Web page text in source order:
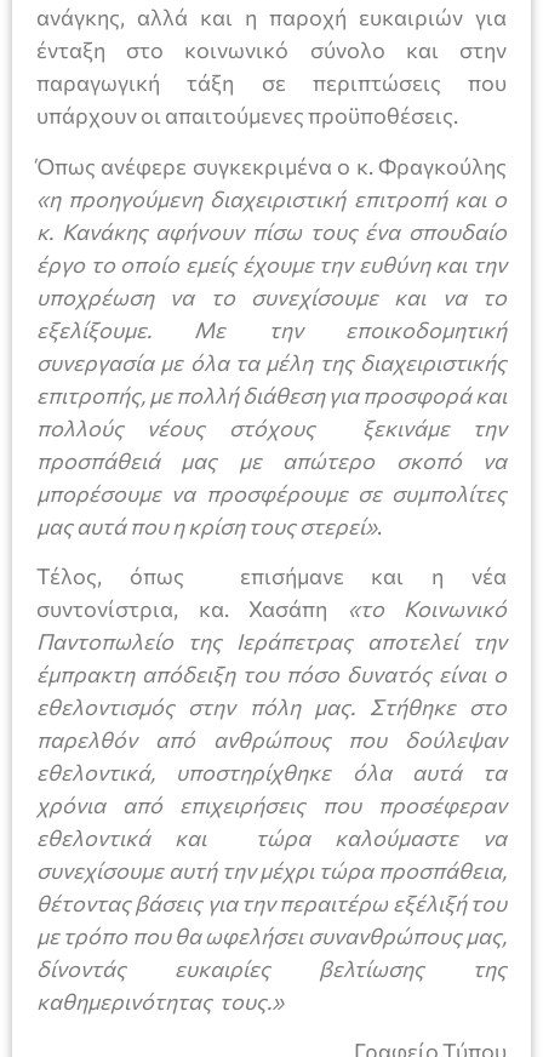
ανάγκης, αλλά και η παροχή ευκαιριών για
ένταξη στο κοινωνικό σύνολο και στην
παραγωγική τάξη σε περιπτώσεις που
υπάρχουν οι απαιτούμενες προϋποθέσεις.
Όπως ανέφερε συγκεκριμένα ο κ. Φραγκούλης
«η προηγούμενη διαχειριστική επιτροπή και ο
κ. Κανάκης αφήνουν πίσω τους ένα σπουδαίο
έργο το οποίο εμείς έχουμε την ευθύνη και την
υποχρέωση να το συνεχίσουμε και να το
εξελίξουμε. Με την εποικοδομητική
συνεργασία με όλα τα μέλη της διαχειριστικής
επιτροπής, με πολλή διάθεση για προσφορά και
πολλούς νέους στόχους ξεκινάμε την
προσπάθειά μας με απώτερο σκοπό να
μπορέσουμε να προσφέρουμε σε συμπολίτες
μας αυτά που η κρίση τους στερεί».
Τέλος, όπως επισήμανε και η νέα
συντονίστρια, κα. Χασάπη
«το Κοινωνικό
Παντοπωλείο της Ιεράπετρας αποτελεί την
έμπρακτη απόδειξη του πόσο δυνατός είναι ο
εθελοντισμός στην πόλη μας. Στήθηκε στο
παρελθόν από ανθρώπους που δούλεψαν
εθελοντικά, υποστηρίχθηκε όλα αυτά τα
χρόνια από επιχειρήσεις που προσέφεραν
εθελοντικά και τώρα καλούμαστε να
συνεχίσουμε αυτή την μέχρι τώρα προσπάθεια,
θέτοντας βάσεις για την περαιτέρω εξέλιξή του
με τρόπο που θα ωφελήσει συνανθρώπους μας,
δίνοντάς ευκαιρίες βελτίωσης της
καθημερινότητας τους.»
Γραφείο Τύπου